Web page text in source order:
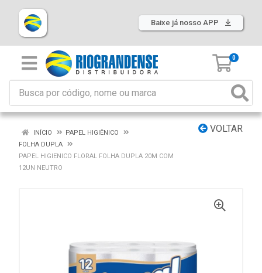
Baixe já nosso APP
0
VOLTAR
INÍCIO
PAPEL HIGIÊNICO
FOLHA DUPLA
PAPEL HIGIENICO FLORAL FOLHA DUPLA 20M COM
12UN NEUTRO